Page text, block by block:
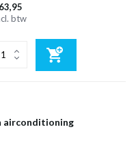
btw
airconditioning